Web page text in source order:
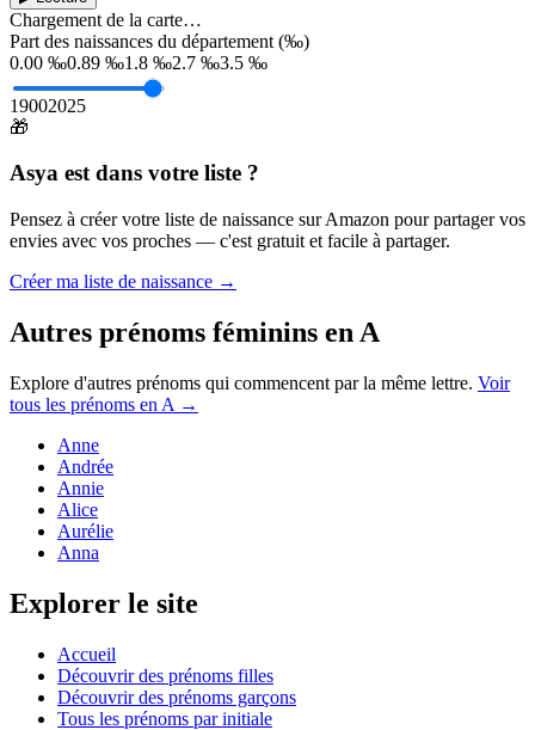
Chargement de la carte…
Part des naissances du département (‰)
0.00 ‰0.89 ‰1.8 ‰2.7 ‰3.5 ‰
19002025
🎁
Asya est dans votre liste ?
Pensez à créer votre liste de naissance sur Amazon pour partager vos
envies avec vos proches — c'est gratuit et facile à partager.
Créer ma liste de naissance →
Autres prénoms féminins en A
Explore d'autres prénoms qui commencent par la même lettre. Voir
tous les prénoms en A →
Anne
Andrée
Annie
Alice
Aurélie
Anna
Explorer le site
Accueil
Découvrir des prénoms filles
Découvrir des prénoms garçons
Tous les prénoms par initiale